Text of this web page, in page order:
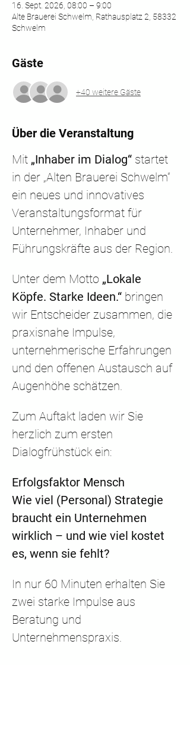
16. Sept. 2026, 08:00 – 9:00
Alte Brauerei Schwelm, Rathausplatz 2, 58332
Schwelm
Gäste
+40 weitere Gäste
Über die Veranstaltung
Mit „Inhaber im Dialog“ startet
in der „Alten Brauerei Schwelm“
ein neues und innovatives
Veranstaltungsformat für
Unternehmer, Inhaber und
Führungskräfte aus der Region.
Unter dem Motto „Lokale
Köpfe. Starke Ideen.“ bringen
wir Entscheider zusammen, die
praxisnahe Impulse,
unternehmerische Erfahrungen
und den offenen Austausch auf
Augenhöhe schätzen.
Zum Auftakt laden wir Sie
herzlich zum ersten
Dialogfrühstück ein:
Erfolgsfaktor Mensch
Wie viel (Personal) Strategie
braucht ein Unternehmen
wirklich – und wie viel kostet
es, wenn sie fehlt?
In nur 60 Minuten erhalten Sie
zwei starke Impulse aus
Beratung und
Unternehmenspraxis.